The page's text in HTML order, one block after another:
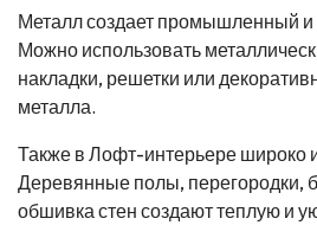
Металл создает промышленный
Можно использовать
накладки, решетки или
металла.
Также в Лофт-интерьере широко
Деревянные полы, перегородки,
обшивка стен создают теплую и